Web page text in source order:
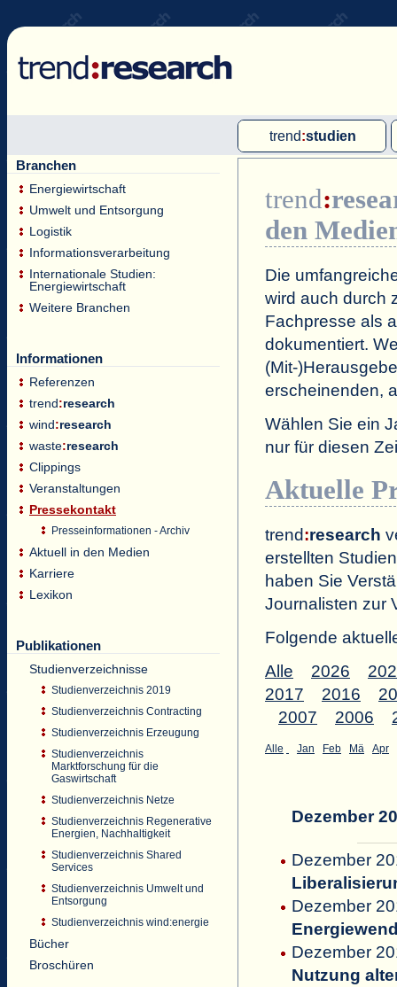
trend:studien
Single-Client-Studien
Internationale Markt Reports
Branchen
Energiewirtschaft
Umwelt und Entsorgung
Logistik
Informationsverarbeitung
Internationale Studien:
Energiewirtschaft
Weitere Branchen
Informationen
Referenzen
trend:research
wind:research
waste:research
Clippings
Veranstaltungen
Pressekontakt
Presseinformationen - Archiv
Aktuell in den Medien
Karriere
Lexikon
Publikationen
Studienverzeichnisse
Studienverzeichnis 2019
Studienverzeichnis Contracting
Studienverzeichnis Erzeugung
Studienverzeichnis
Marktforschung für die
Gaswirtschaft
Studienverzeichnis Netze
Studienverzeichnis Regenerative
Energien, Nachhaltigkeit
Studienverzeichnis Shared
Services
Studienverzeichnis Umwelt und
Entsorgung
Studienverzeichnis wind:energie
Bücher
Broschüren
trend:
den
Die
wird auch durch
Fachpresse als
dokumentiert.
(Mit-
erscheinenden,
Wählen Sie ein
nur für diesen
Aktuelle
trend:research
erstellten
haben Sie
Journalisten zur
Folgende
Alle
2026
2017
2016
2007
2006
Alle Jan Feb Mä Apr
Dezember
Dezember
Dezember
Dezember
Nutzung